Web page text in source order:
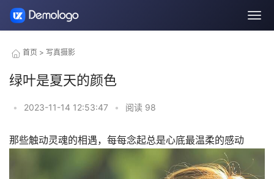
首页 > 写真摄影
绿叶是夏天的颜色
• 2023-11-14 12:53:47 • 阅读 98
那些触动灵魂的相遇，每每念起总是心底最温柔的感动